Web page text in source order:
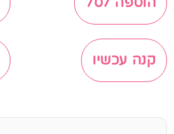
קנה עכשיו